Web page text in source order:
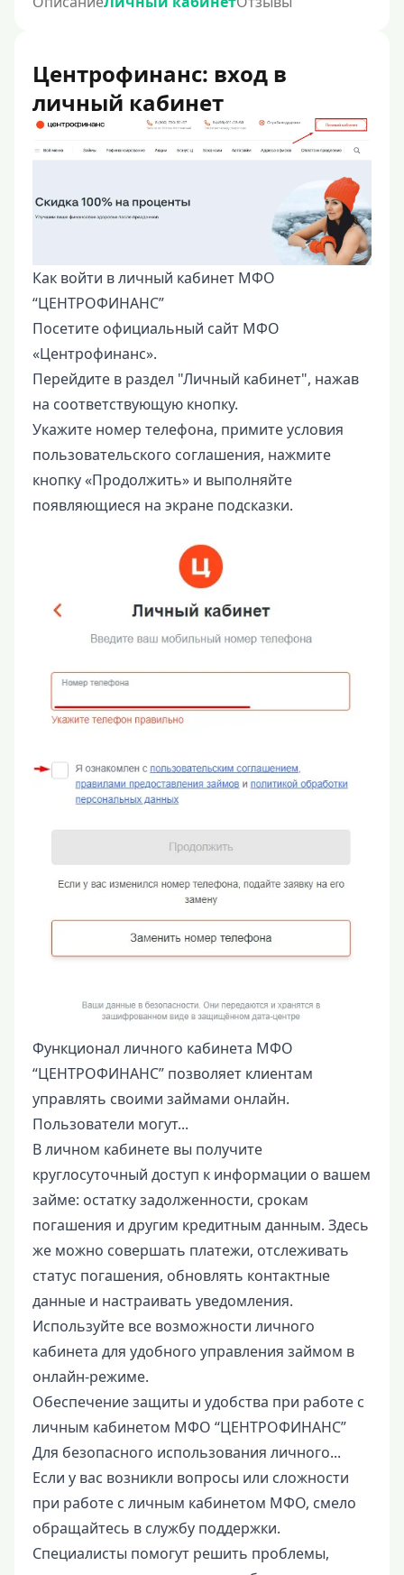
Центрофинанс: вход в
личный кабинет
Как войти в личный кабинет МФО
“ЦЕНТРОФИНАНС”
Посетите официальный сайт МФО
«Центрофинанс».
Перейдите в раздел "Личный кабинет", нажав
на соответствующую кнопку.
Укажите номер телефона, примите условия
пользовательского соглашения, нажмите
кнопку «Продолжить» и выполняйте
появляющиеся на экране подсказки.
Функционал личного кабинета МФО
“ЦЕНТРОФИНАНС” позволяет клиентам
управлять своими займами онлайн.
Пользователи могут...
В личном кабинете вы получите
круглосуточный доступ к информации о вашем
займе: остатку задолженности, срокам
погашения и другим кредитным данным. Здесь
же можно совершать платежи, отслеживать
статус погашения, обновлять контактные
данные и настраивать уведомления.
Используйте все возможности личного
кабинета для удобного управления займом в
онлайн-режиме.
Обеспечение защиты и удобства при работе с
личным кабинетом МФО “ЦЕНТРОФИНАНС”
Для безопасного использования личного...
Если у вас возникли вопросы или сложности
при работе с личным кабинетом МФО, смело
обращайтесь в службу поддержки.
Специалисты помогут решить проблемы,